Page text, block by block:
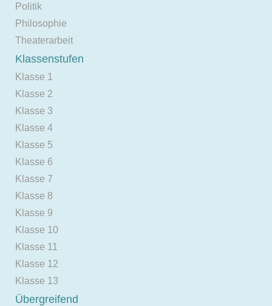
Politik
Philosophie
Theaterarbeit
Klassenstufen
Klasse 1
Klasse 2
Klasse 3
Klasse 4
Klasse 5
Klasse 6
Klasse 7
Klasse 8
Klasse 9
Klasse 10
Klasse 11
Klasse 12
Klasse 13
Übergreifend